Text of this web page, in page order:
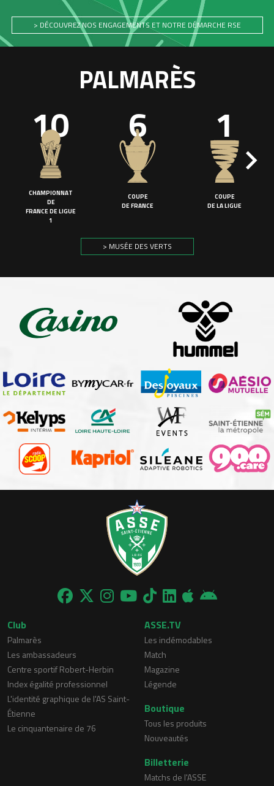
> DÉCOUVREZ NOS ENGAGEMENTS ET NOTRE DÉMARCHE RSE
PALMARÈS
10
CHAMPIONNAT
DE
FRANCE DE LIGUE
1
6
COUPE
DE FRANCE
1
COUPE
DE LA LIGUE
> MUSÉE DES VERTS
Club
Palmarès
Les ambassadeurs
Centre sportif Robert-Herbin
Index égalité professionnel
L'identité graphique de l'AS Saint-
Étienne
Le cinquantenaire de 76
ASSE.TV
Les indémodables
Match
Magazine
Légende
Boutique
Tous les produits
Nouveautés
Billetterie
Matchs de l'ASSE